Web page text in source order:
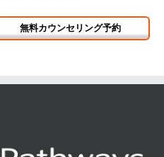
無料カウンセリング予約